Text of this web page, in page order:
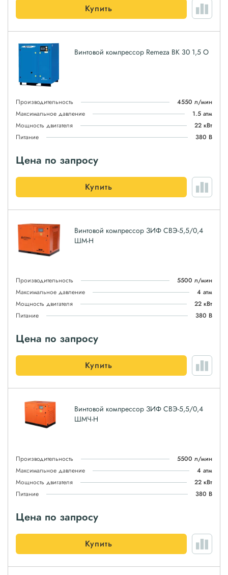
Купить
Винтовой компрессор Remeza ВК 30 1,5 О
Производительность
4550 л/мин
Максимальное давление
1.5 атм
Мощность двигателя
22 кВт
Питание
380 В
Цена по запросу
Купить
Винтовой компрессор ЗИФ СВЭ-5,5/0,4
ШМ-Н
Производительность
5500 л/мин
Максимальное давление
4 атм
Мощность двигателя
22 кВт
Питание
380 В
Цена по запросу
Купить
Винтовой компрессор ЗИФ СВЭ-5,5/0,4
ШМЧ-Н
Производительность
5500 л/мин
Максимальное давление
4 атм
Мощность двигателя
22 кВт
Питание
380 В
Цена по запросу
Купить